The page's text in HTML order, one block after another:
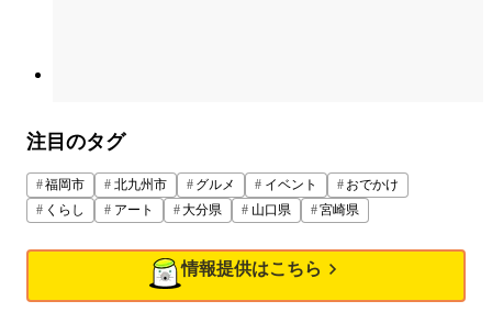
注目のタグ
福岡市 北九州市 グルメ イベント
おでかけ
くらし
アート 大分県 山口県 宮崎県
情報提供はこちら